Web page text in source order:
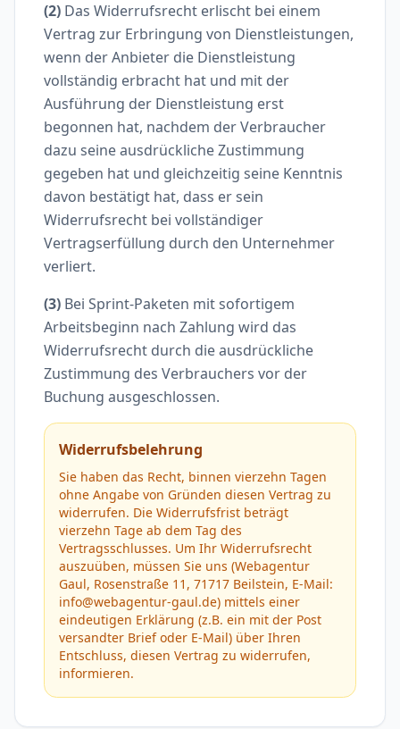
(2) Das Widerrufsrecht erlischt bei einem
Vertrag zur Erbringung von Dienstleistungen,
wenn der Anbieter die Dienstleistung
vollständig erbracht hat und mit der
Ausführung der Dienstleistung erst
begonnen hat, nachdem der Verbraucher
dazu seine ausdrückliche Zustimmung
gegeben hat und gleichzeitig seine Kenntnis
davon bestätigt hat, dass er sein
Widerrufsrecht bei vollständiger
Vertragserfüllung durch den Unternehmer
verliert.
(3) Bei Sprint-Paketen mit sofortigem
Arbeitsbeginn nach Zahlung wird das
Widerrufsrecht durch die ausdrückliche
Zustimmung des Verbrauchers vor der
Buchung ausgeschlossen.
Widerrufsbelehrung
Sie haben das Recht, binnen vierzehn Tagen
ohne Angabe von Gründen diesen Vertrag zu
widerrufen. Die Widerrufsfrist beträgt
vierzehn Tage ab dem Tag des
Vertragsschlusses. Um Ihr Widerrufsrecht
auszuüben, müssen Sie uns (Webagentur
Gaul, Rosenstraße 11, 71717 Beilstein, E-Mail:
info@webagentur-gaul.de) mittels einer
eindeutigen Erklärung (z.B. ein mit der Post
versandter Brief oder E-Mail) über Ihren
Entschluss, diesen Vertrag zu widerrufen,
informieren.